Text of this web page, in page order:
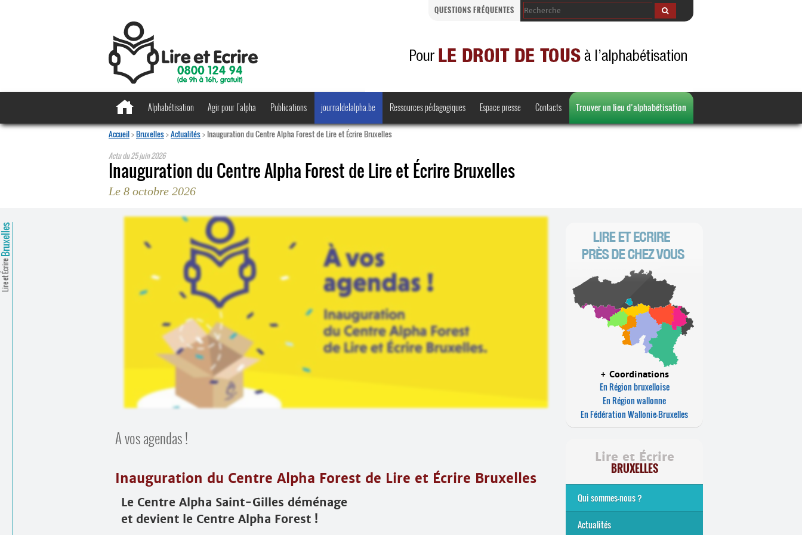
QUESTIONS FRÉQUENTES
Alphabétisation Agir pour l’alpha Publications
·
journaldelalpha.be Ressources pédagogiques
Bienvenue en Belgique
Espace presse Contacts Trouver un lieu d’alphabétisation
Accueil>Bruxelles>Actualités> Inauguration du Centre Alpha Forest de Lire et Écrire Bruxelles
Actu du25 juin 2026
Inauguration du Centre Alpha Forest de Lire et Écrire Bruxelles
Le 8 octobre 2026
Lire et Écrire
A vos agendas !
Inauguration du Centre Alpha Forest de Lire et Écrire Bruxelles
Le Centre Alpha Saint-Gilles déménage
et devient le Centre Alpha Forest !
+ Coordinations
En Région bruxelloise
En Région wallonne
En Fédération Wallonie-Bruxelles
Lire et Écrire
BRUXELLES
Qui sommes-nous ?
Analphabétisme et illettrisme
L’alphabétisation populaire
Le mouvement Lire et Écrire
Nos missions
... Tous les articles
Actualités